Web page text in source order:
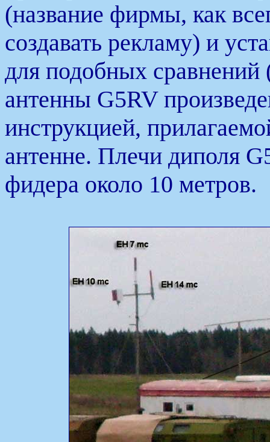
(название фирмы, как
создавать рекламу) и
для подобных
антенны G5RV
инструкцией,
антенне. Плечи диполя
фидера около 10 метров.